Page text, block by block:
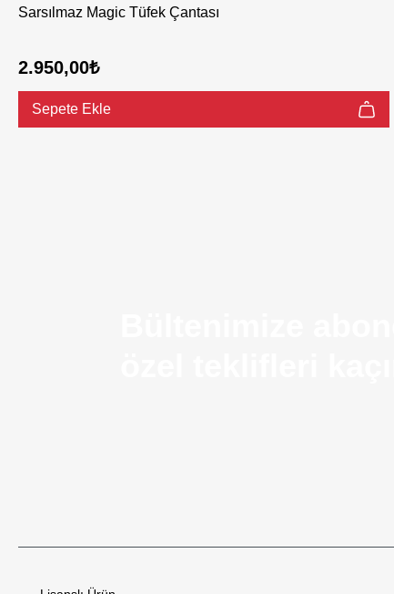
Sarsılmaz Magic Tüfek Çantası
2.950,00₺
Sepete Ekle